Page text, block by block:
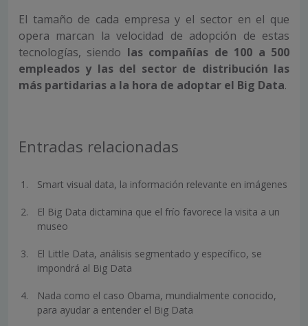
El tamaño de cada empresa y el sector en el que
opera marcan la velocidad de adopción de estas
tecnologías, siendo las compañías de 100 a 500
empleados y las del sector de distribución las
más partidarias a la hora de adoptar el Big Data.
Entradas relacionadas
Smart visual data, la información relevante en imágenes
El Big Data dictamina que el frío favorece la visita a un
museo
El Little Data, análisis segmentado y específico, se
impondrá al Big Data
Nada como el caso Obama, mundialmente conocido,
para ayudar a entender el Big Data